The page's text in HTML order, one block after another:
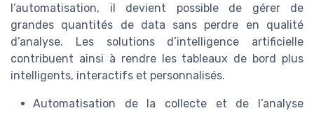
l’automatisation, il devient possible de gérer de
grandes quantités de data sans perdre en qualité
d’analyse. Les solutions d’intelligence artificielle
contribuent ainsi à rendre les tableaux de bord plus
intelligents, interactifs et personnalisés.
Automatisation de la collecte et de l’analyse